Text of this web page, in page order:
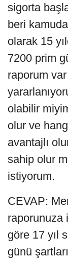
sigorta
beri
olarak 15
7200 prim
raporum
olabilir
olur ve
avantajlı
sahip olur
istiyorum.
CEVAP:
raporunuza
göre 17 yıl
günü